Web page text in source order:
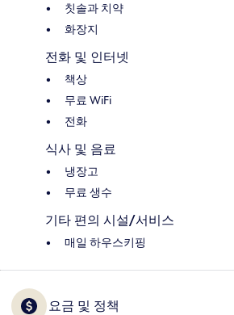
칫솔과 치약
화장지
전화 및 인터넷
책상
무료 WiFi
전화
식사 및 음료
냉장고
무료 생수
기타 편의 시설/서비스
매일 하우스키핑
요금 및 정책